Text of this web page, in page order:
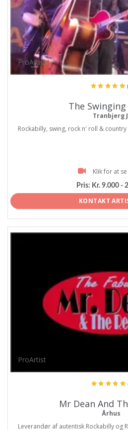
ProArtist
The Swinging
Tranbjerg
Rockabilly, swing, rock n' roll &
Klik for at
Pris: Kr. 9.000 -
KONTAKT
ProArtist
Mr Dean And
Århus
Leverandør af autentisk Rockabilly og